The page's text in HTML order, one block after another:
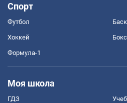
Спорт
Футбол
Хоккей Бокс
Формула-1
Моя школа
ГДЗ